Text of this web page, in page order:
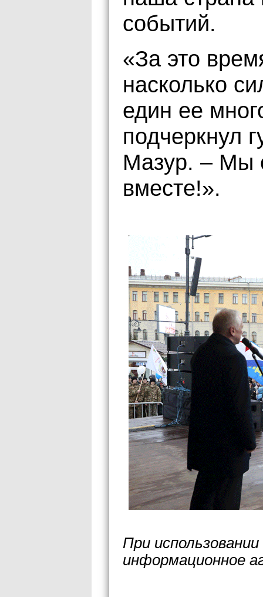
событий.
«За это
насколько
един ее
подчеркнул
Мазур. – Мы
вместе!».
При
информационное